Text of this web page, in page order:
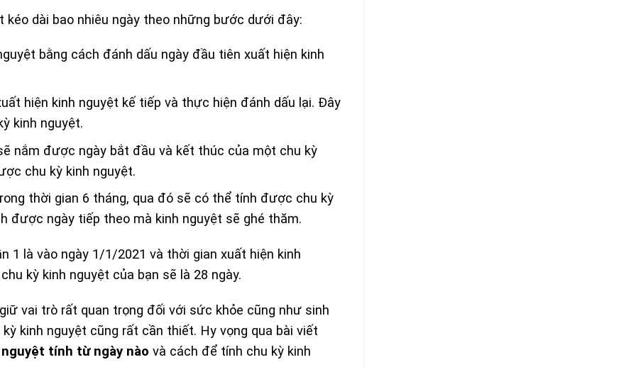
dài bao nhiêu ngày theo những bước dưới đây:
bằng cách đánh dấu ngày đầu tiên xuất hiện kinh
hiện kinh nguyệt kế tiếp và thực hiện đánh dấu lại. Đây
kinh nguyệt.
nắm được ngày bắt đầu và kết thúc của một chu kỳ
chu kỳ kinh nguyệt.
thời gian 6 tháng, qua đó sẽ có thể tính được chu kỳ
được ngày tiếp theo mà kinh nguyệt sẽ ghé thăm.
1 là vào ngày 1/1/2021 và thời gian xuất hiện kinh
kỳ kinh nguyệt của bạn sẽ là 28 ngày.
vai trò rất quan trọng đối với sức khỏe cũng như sinh
kinh nguyệt cũng rất cần thiết. Hy vọng qua bài viết
tính từ ngày nào và cách để tính chu kỳ kinh